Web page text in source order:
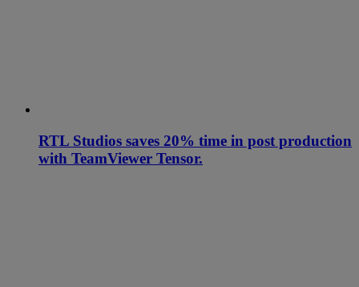
RTL Studios saves 20% time in post production
with TeamViewer Tensor.